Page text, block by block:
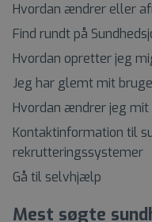
Hvordan ændrer eller
Find rundt på
Hvordan opretter jeg
Jeg har glemt mit
Hvordan ændrer jeg mit
Kontaktinformation til
rekrutteringssystemer
Gå til selvhjælp
Mest søgte